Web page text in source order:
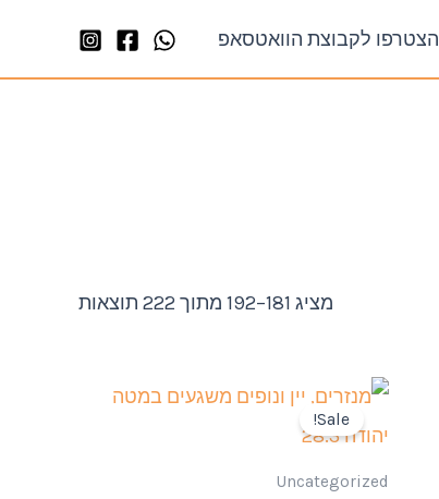
הצטרפו לקבוצת הוואטסאפ
מציג 181–192 מתוך 222 תוצאות
Sale!
Uncategorized